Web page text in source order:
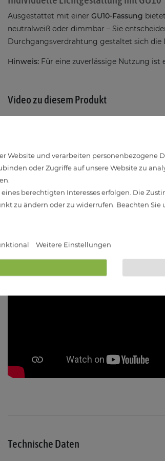
Ausgestattet mit einer GU10-Fassung
neutralweiß oder dimmbar – Sie
Durchgangsverdrahtung gestaltet sich die
Hinweis: Für eine zuverlässige Nutzung
Video zu diesem Produkt
Technische Daten
und verarbeiten personenbezogene
oder Zugriffe auf unsere Website zu
berechtigten Interesses erfolgen. Die
zu ändern oder zu widerrufen. Beachten Sie
Weitere Einstellungen